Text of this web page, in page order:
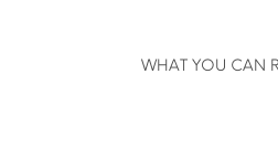
WHAT YOU CAN